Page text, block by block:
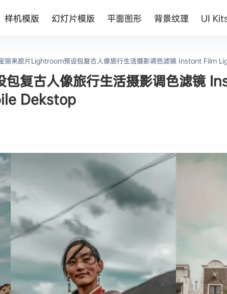
样机模版 幻灯片模版 平面图形 背景纹理 UI
丽来胶片Lightroom预设包复古人像旅行生活摄影调色滤镜 Instant Film
复古人像旅行生活摄影调色滤镜
Dekstop